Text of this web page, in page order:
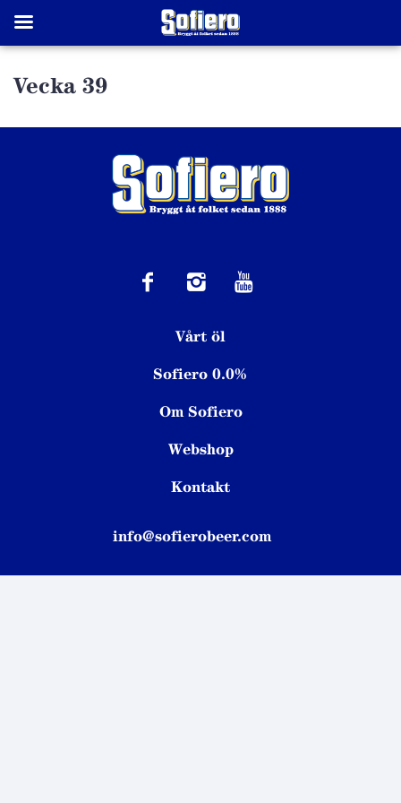
Vecka 39
Vårt öl
Sofiero 0.0%
Om Sofiero
Webshop
Kontakt
info@sofierobeer.com